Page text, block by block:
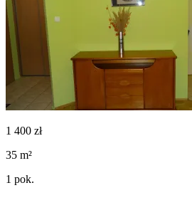
1 400 zł
35 m²
1 pok.